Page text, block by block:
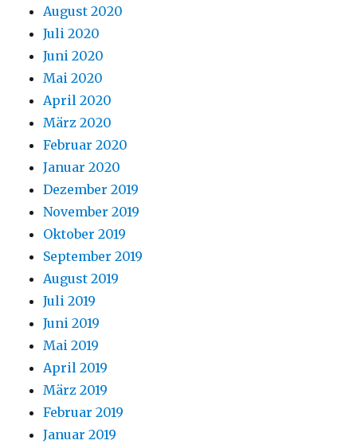
August 2020
Juli 2020
Juni 2020
Mai 2020
April 2020
März 2020
Februar 2020
Januar 2020
Dezember 2019
November 2019
Oktober 2019
September 2019
August 2019
Juli 2019
Juni 2019
Mai 2019
April 2019
März 2019
Februar 2019
Januar 2019